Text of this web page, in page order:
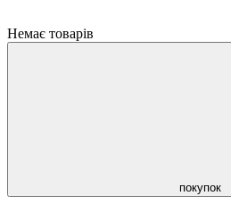
Немає товарів
покупок